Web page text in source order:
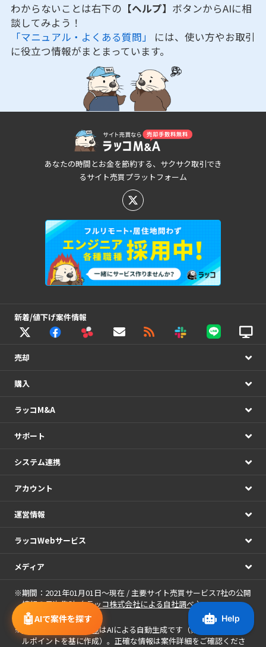
🤖AIで案件を探す
わからないことは右下の 【ヘルプ】 ボタンからAIに相
談してみよう！
「マニュアル・よくある質問」 には、使い方やお取引
に役立つ情報がまとまっています。
あなたの時間とお金を節約する、サクサク取引でき
るサイト売買プラットフォーム
新着/値下げ案件情報
売却
購入
ラッコM&A
サポート
システム連携
アカウント
運営情報
ラッコWebサービス
メディア
※期間：2021年01月01日～現在 / 主要サイト売買サービス7社の公開
情報の日次集計（ ラッコ株式会社による自社調べ ）
※ 案件に表示される画像はAIによる自動生成です（案件名・アピー
ルポイントを基に作成）。正確な情報は案件詳細をご確認くださ